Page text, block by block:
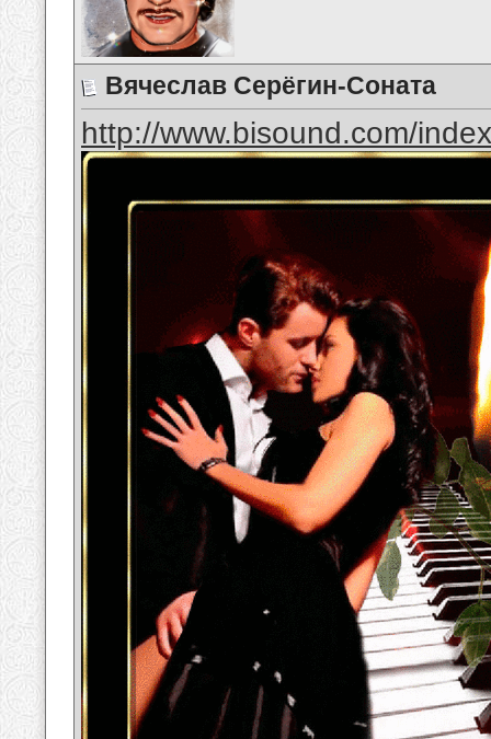
Вячеслав Серёгин-Соната
http://www.bisound.com/